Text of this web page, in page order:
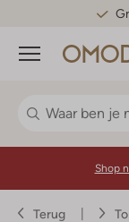
Menu
Shop
Terug